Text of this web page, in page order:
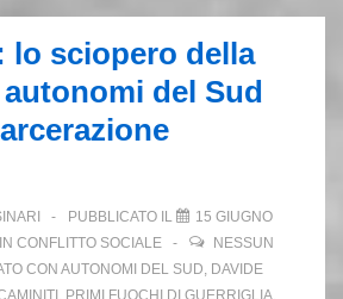
lo sciopero della
del Sud
PUBBLICATO IL
15 GIUGNO
CONFLITTO SOCIALE
NESSUN
CON AUTONOMI DEL SUD, DAVIDE
, PRIMI FUOCHI DI GUERRIGLIA,